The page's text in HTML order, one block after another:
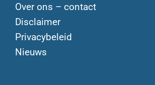
Over ons – contact
Disclaimer
Privacybeleid
Nieuws